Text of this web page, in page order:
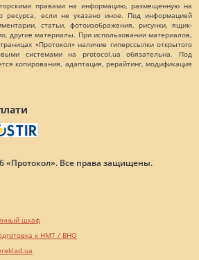
правами на информацию, размещенную на
ресурса, если не указано иное. Под информацией
статьи, фотоизображения, рисунки, ящик-
другие материалы. При использовании материалов,
«Протокол» наличие гиперссылки открытого
системами на protocol.ua обязательна. Под
копирования, адаптация, рерайтинг, модификация
«Протокол». Все права защищены.
шкаф
к НМТ / ВНО